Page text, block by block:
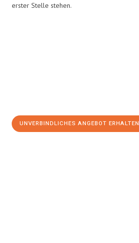
erster Stelle stehen.
UNVERBINDLICHES ANGEBOT ERHALTEN